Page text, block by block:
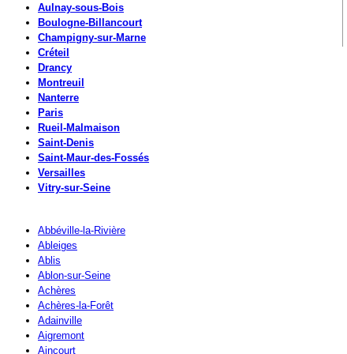
Aulnay-sous-Bois
Boulogne-Billancourt
Champigny-sur-Marne
Créteil
Drancy
Montreuil
Nanterre
Paris
Rueil-Malmaison
Saint-Denis
Saint-Maur-des-Fossés
Versailles
Vitry-sur-Seine
Abbéville-la-Rivière
Ableiges
Ablis
Ablon-sur-Seine
Achères
Achères-la-Forêt
Adainville
Aigremont
Aincourt